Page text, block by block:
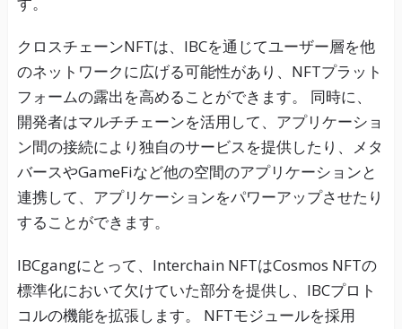
クロスチェーンNFTは、IBCを通じてユーザー層を他
のネットワークに広げる可能性があり、NFTプラット
フォームの露出を高めることができます。 同時に、
開発者はマルチチェーンを活用して、アプリケーショ
ン間の接続により独自のサービスを提供したり、メタ
バースやGameFiなど他の空間のアプリケーションと
連携して、アプリケーションをパワーアップさせたり
することができます。
IBCgangにとって、Interchain NFTはCosmos NFTの
標準化において欠けていた部分を提供し、IBCプロト
コルの機能を拡張します。 NFTモジュールを採用